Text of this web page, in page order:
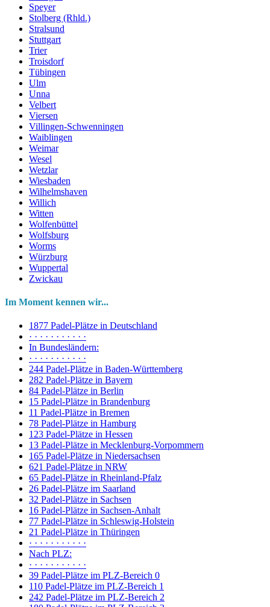
Speyer
Stolberg (Rhld.)
Stralsund
Stuttgart
Trier
Troisdorf
Tübingen
Ulm
Unna
Velbert
Viersen
Villingen-Schwenningen
Waiblingen
Weimar
Wesel
Wetzlar
Wiesbaden
Wilhelmshaven
Willich
Witten
Wolfenbüttel
Wolfsburg
Worms
Würzburg
Wuppertal
Zwickau
Im Moment kennen wir...
1877 Padel-Plätze in Deutschland
· · · · · · · · · · ·
In Bundesländern:
· · · · · · · · · · ·
244 Padel-Plätze in Baden-Württemberg
282 Padel-Plätze in Bayern
84 Padel-Plätze in Berlin
15 Padel-Plätze in Brandenburg
11 Padel-Plätze in Bremen
78 Padel-Plätze in Hamburg
123 Padel-Plätze in Hessen
13 Padel-Plätze in Mecklenburg-Vorpommern
165 Padel-Plätze in Niedersachsen
621 Padel-Plätze in NRW
65 Padel-Plätze in Rheinland-Pfalz
26 Padel-Plätze im Saarland
32 Padel-Plätze in Sachsen
16 Padel-Plätze in Sachsen-Anhalt
77 Padel-Plätze in Schleswig-Holstein
21 Padel-Plätze in Thüringen
· · · · · · · · · · ·
Nach PLZ:
· · · · · · · · · · ·
39 Padel-Plätze im PLZ-Bereich 0
110 Padel-Plätze im PLZ-Bereich 1
242 Padel-Plätze im PLZ-Bereich 2